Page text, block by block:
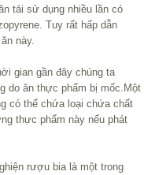
tái sử dụng nhiều lần có
Tuy rất hấp dẫn
này.
gian gần đây chúng ta
do ăn thực phẩm bị mốc.Một
có thể chứa loại chứa chất
thực phẩm này nếu phát
rượu bia là một trong